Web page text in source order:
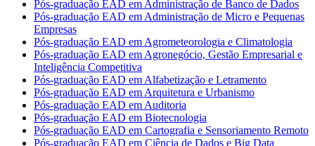
Pós-graduação EAD em Administração de Banco de Dados
Pós-graduação EAD em Administração de Micro e Pequenas
Empresas
Pós-graduação EAD em Agrometeorologia e Climatologia
Pós-graduação EAD em Agronegócio, Gestão Empresarial e
Inteligência Competitiva
Pós-graduação EAD em Alfabetização e Letramento
Pós-graduação EAD em Arquitetura e Urbanismo
Pós-graduação EAD em Auditoria
Pós-graduação EAD em Biotecnologia
Pós-graduação EAD em Cartografia e Sensoriamento Remoto
Pós-graduação EAD em Ciência de Dados e Big Data